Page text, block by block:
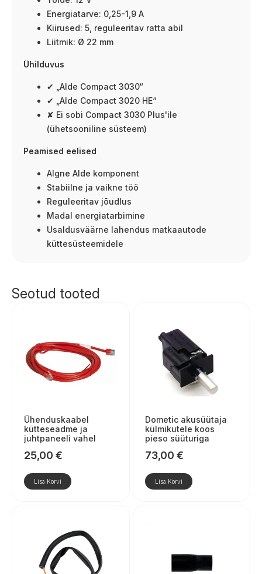
Energiatarve: 0,25-1,9 A
Kiirused: 5, reguleeritav ratta abil
Liitmik: Ø 22 mm
Ühilduvus
✔ „Alde Compact 3030“
✔ „Alde Compact 3020 HE“
✘ Ei sobi Compact 3030 Plus'ile
(ühetsooniline süsteem)
Peamised eelised
Algne Alde komponent
Stabiilne ja vaikne töö
Reguleeritav jõudlus
Madal energiatarbimine
Usaldusväärne lahendus matkaautode
küttesüsteemidele
Seotud tooted
Ühenduskaabel
kütteseadme ja
juhtpaneeli vahel
25,00 €
Lisa Korvi
Dometic akusüütaja
külmikutele koos
pieso süüturiga
73,00 €
Lisa Korvi